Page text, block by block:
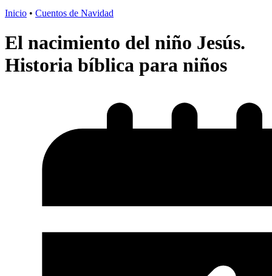
Inicio • Cuentos de Navidad
El nacimiento del niño Jesús.
Historia bíblica para niños